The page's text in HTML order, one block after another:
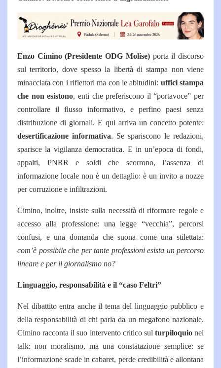
Enzo Cimino (Presidente ODG Molise)porta il discorso
sul territorio, dove spesso la libertà di stampa non viene
minacciata con i riflettori ma con le abitudini: uffici stampa
che non esistono, enti che preferiscono il “portavoce” per
controllare il flusso informativo, e perfino paesi senza
distribuzione di giornali. E qui arriva un concetto potente:
desertificazione informativa. Se spariscono le redazioni,
sparisce la vigilanza democratica. E in un’epoca di fondi,
appalti, PNRR e soldi che scorrono, l’assenza di
informazione locale non è un dettaglio: è un invito a nozze
per corruzione e infiltrazioni.
Cimino, inoltre, insiste sulla necessità di riformare regole e
accesso alla professione: una legge “vecchia”, percorsi
confusi, e una domanda che suona come una stilettata:
com’è possibile che per tante professioni esista un percorso
lineare e per il giornalismo no?
Linguaggio, responsabilità e il “caso Feltri”
Nel dibattito entra anche il tema del linguaggio pubblico e
della responsabilità di chi parla da un megafono nazionale.
Cimino racconta il suo intervento critico sul turpiloquionei
talk: non moralismo, ma una constatazione semplice: se
l’informazione scade in cabaret, perde credibilità e allontana